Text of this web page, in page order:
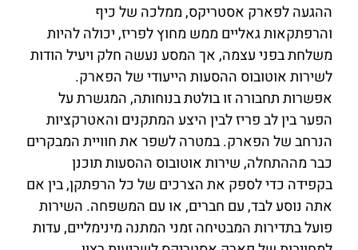
ההגעה לפארק אסטריקס, ממלכה של כיף
והרפתקאות גאליים ממש מחוץ לפריז, יכולה להיות
משלחת בפני עצמה, אך המסע נעשה חלק ויעיל הודות
לשירות אוטובוס ההסעות הייעודי של הפארק.
אפשרות תחבורה זו בולטת בנוחותה, המגשרת על
הפער בין לב פריז לבין היצע המתקנים והאטרקציות
הנרחב של הפארק. במטרה לשפר את חוויית המבקרים
כבר מההתחלה, שירות אוטובוס ההסעות תוכנן
בקפידה כדי לספק את הצרכים של כל הרפתקן, בין אם
אתה נוסע לבד, עם חברים, או עם המשפחה. השירות
פועל בתדירות המבטיחה זמני המתנה מינימליים, עדות